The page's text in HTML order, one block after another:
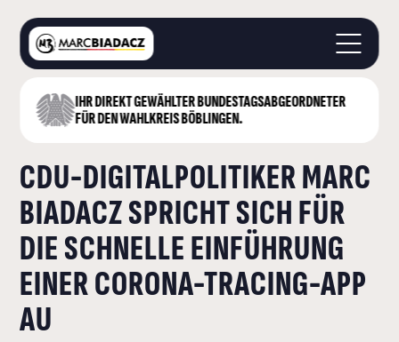
IHR DIREKT GEWÄHLTER BUNDESTAGS­ABGEORDNETER
FÜR DEN WAHLKREIS BÖBLINGEN.
STARTSEITE
LANDKREIS BÖBLINGEN
DEUTSCHER BUNDESTAG
AKTUELLES
KONTAKT
CDU-DIGITALPOLITIKER MARC
BIADACZ SPRICHT SICH FÜR
DIE SCHNELLE EINFÜHRUNG
EINER CORONA-TRACING-APP
AU